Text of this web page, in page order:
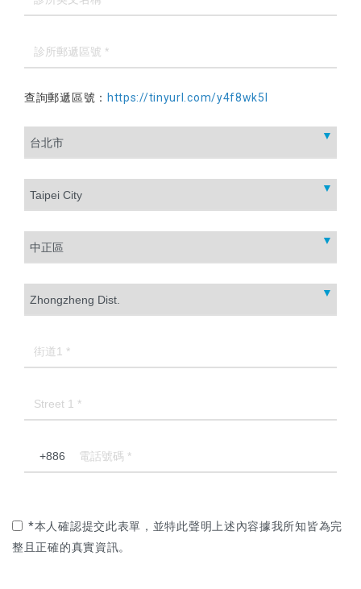
查詢郵遞區號： https://tinyurl.com/y4f8wk5l
本人確認提交此表單，並特此聲明上述內容據我所知皆為完
整且正確的真實資訊。